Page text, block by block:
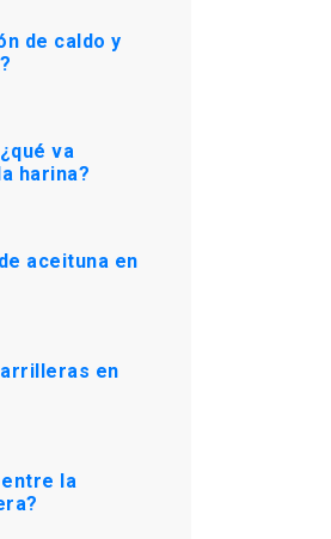
de caldo y
va
harina?
aceituna en
en
la